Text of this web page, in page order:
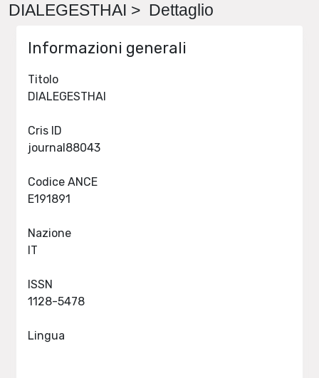
DIALEGESTHAI > Dettaglio
Informazioni generali
Titolo
Cris ID
Codice ANCE
Nazione
ISSN
Lingua